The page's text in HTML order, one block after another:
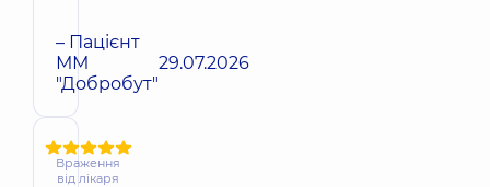
– Пацієнт
ММ
"Добробут"
29.07.2026
Враження
від лікаря